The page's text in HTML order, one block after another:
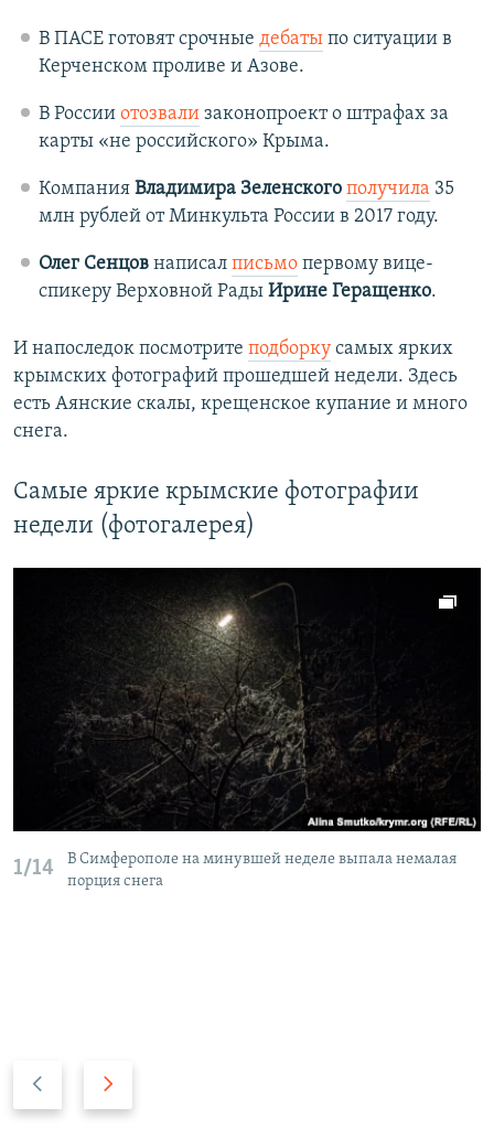
В ПАСЕ готовят срочные дебатыпо ситуации в
Керченском проливе и Азове.
В России отозвализаконопроект о штрафах за
карты «не российского» Крыма.
Компания Владимира Зеленского получила 35
млн рублей от Минкульта России в 2017 году.
Олег Сенцовнаписал письмопервому вице-
спикеру Верховной Рады Ирине Геращенко.
И напоследок посмотрите подборку самых ярких
крымских фотографий прошедшей недели. Здесь
есть Аянские скалы, крещенское купание и много
снега.
Самые яркие крымские фотографии
недели (фотогалерея)
1/14
В Симферополе на минувшей неделе выпала немалая
порция снега